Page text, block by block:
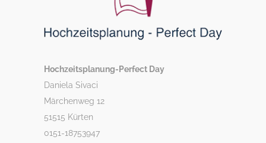
Hochzeitsplanung-Perfect Day
Daniela Sivaci
Märchenweg 12
51515 Kürten
0151-18753947